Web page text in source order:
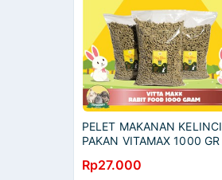
PELET MAKANAN KELINCI
PAKAN VITAMAX 1000 GR
Rp27.000